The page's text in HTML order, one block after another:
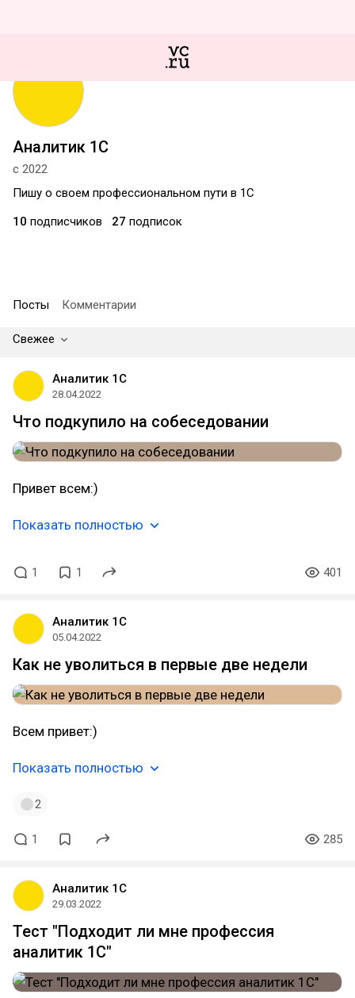
Аналитик 1С
с 2022
Пишу о своем профессиональном пути в 1С
10 подписчиков 27 подписок
Посты Комментарии
Свежее
Аналитик 1С
28.04.2022
Что подкупило на собеседовании
Привет всем:)
Показать полностью
1 1 401
Аналитик 1С
05.04.2022
Как не уволиться в первые две недели
Всем привет:)
Показать полностью
2
1 285
Аналитик 1С
29.03.2022
Тест "Подходит ли мне профессия
аналитик 1С"